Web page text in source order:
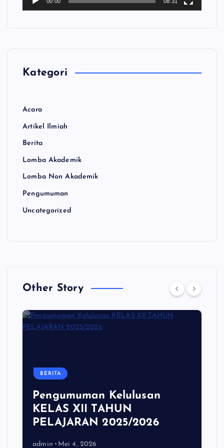
Kategori
Acara
Artikel Ilmiah
Berita
Lomba Akademik
Lomba Non Akademik
Pengumuman
Uncategorized
Other Story
BERITA
Pengumuman Kelulusan
KELAS XII TAHUN
PELAJARAN 2025/2026
admin Mei 4, 2026